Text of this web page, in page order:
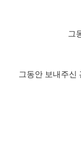
그
그동안 보내주신